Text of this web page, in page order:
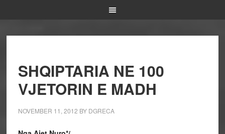
SHQIPTARIA NE 100
VJETORIN E MADH
NOVEMBER 11, 2012 BY DGRECA